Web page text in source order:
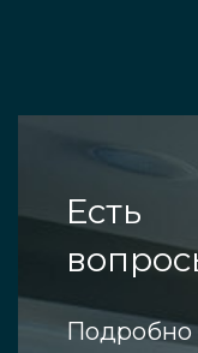
Есть
Подробно